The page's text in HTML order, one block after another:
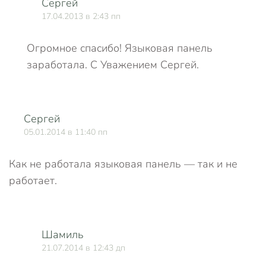
Сергей
17.04.2013 в 2:43 пп
Огромное спасибо! Языковая панель
заработала. С Уважением Сергей.
Сергей
05.01.2014 в 11:40 пп
Как не работала языковая панель — так и не
работает.
Шамиль
21.07.2014 в 12:43 дп